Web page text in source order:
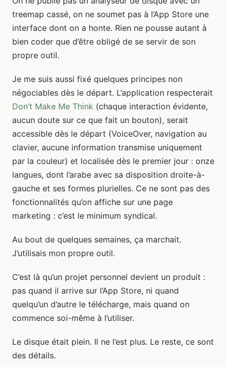
treemap cassé, on ne soumet pas à l’App Store une
interface dont on a honte. Rien ne pousse autant à
bien coder que d’être obligé de se servir de son
propre outil.
Je me suis aussi fixé quelques principes non
négociables dès le départ. L’application respecterait
Don’t Make Me Think (chaque interaction évidente,
aucun doute sur ce que fait un bouton), serait
accessible dès le départ (VoiceOver, navigation au
clavier, aucune information transmise uniquement
par la couleur) et localisée dès le premier jour : onze
langues, dont l’arabe avec sa disposition droite-à-
gauche et ses formes plurielles. Ce ne sont pas des
fonctionnalités qu’on affiche sur une page
marketing : c’est le minimum syndical.
Au bout de quelques semaines, ça marchait.
J’utilisais mon propre outil.
C’est là qu’un projet personnel devient un produit :
pas quand il arrive sur l’App Store, ni quand
quelqu’un d’autre le télécharge, mais quand on
commence soi-même à l’utiliser.
Le disque était plein. Il ne l’est plus. Le reste, ce sont
des détails.